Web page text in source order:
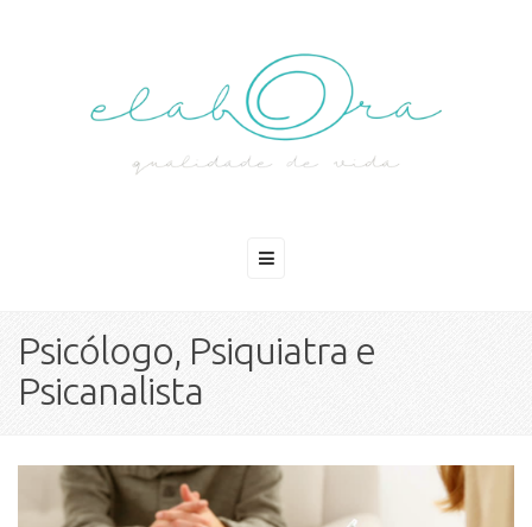
Psicólogo, Psiquiatra e
Psicanalista